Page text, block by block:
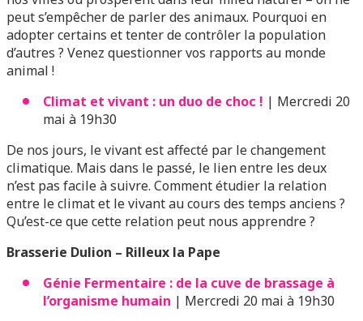
peut s’empêcher de parler des animaux. Pourquoi en
adopter certains et tenter de contrôler la population
d’autres ? Venez questionner vos rapports au monde
animal !
Climat et vivant : un duo de choc ! | Mercredi 20
mai à 19h30
De nos jours, le vivant est affecté par le changement
climatique. Mais dans le passé, le lien entre les deux
n’est pas facile à suivre. Comment étudier la relation
entre le climat et le vivant au cours des temps anciens ?
Qu’est-ce que cette relation peut nous apprendre ?
Brasserie Dulion – Rilleux la Pape
Génie Fermentaire : de la cuve de brassage à
l’organisme humain | Mercredi 20 mai à 19h30